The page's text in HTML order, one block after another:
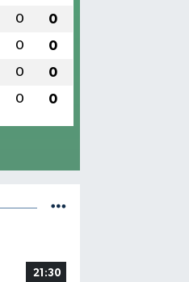
0 0
0 0
0 0
0 0
21:30